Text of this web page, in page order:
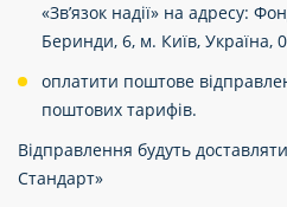
«Зв’язок надії» на адресу:
Беринди, 6, м. Київ, Україна,
оплатити поштове
поштових тарифів.
Відправлення будуть
Стандарт»